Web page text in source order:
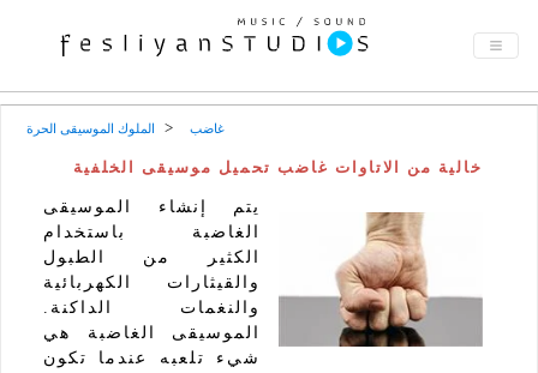
الملوك الموسيقى الحرة غاضب
خالية من الاتاوات غاضب تحميل موسيقى الخلفية
يتم إنشاء الموسيقى
الغاضبة باستخدام
الكثير من الطبول
والقيثارات الكهربائية
والنغمات الداكنة.
الموسيقى الغاضبة هي
شيء تلعبه عندما تكون